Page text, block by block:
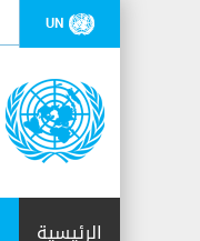
UN
الرئيسية